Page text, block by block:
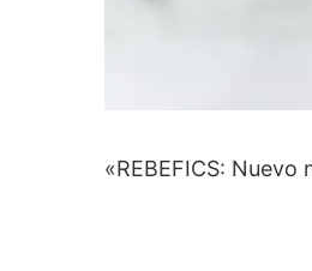
«REBEFICS: